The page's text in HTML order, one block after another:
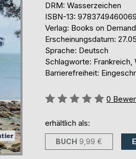
DRM: Wasserzeichen
ISBN-13: 9783749460069
Verlag: Books on Demand
Erscheinungsdatum:
Sprache: Deutsch
Schlagworte: Frankreich,
Barrierefreiheit:
Bewertung::
0
erhältlich als:
BUCH 9,99 €